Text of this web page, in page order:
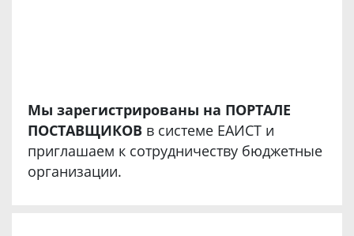
Мы зарегистрированы на ПОРТАЛЕ
ПОСТАВЩИКОВ в системе ЕАИСТ и
приглашаем к сотрудничеству бюджетные
организации.